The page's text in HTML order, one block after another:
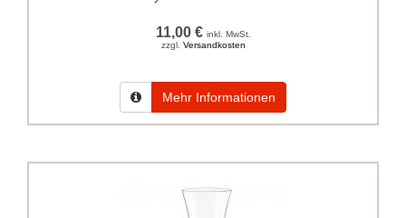
11,00 € inkl. MwSt.
zzgl. Versandkosten
Mehr Informationen